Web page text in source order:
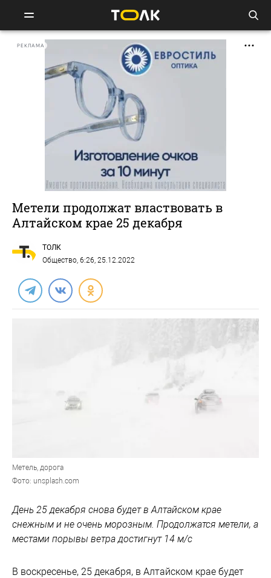
РЕКЛАМА
Метели продолжат властвовать в
Алтайском крае 25 декабря
ТОЛК
Общество, 6:26, 25.12.2022
Метель, дорога
Фото: unsplash.com
День 25 декабря снова будет в Алтайском крае
снежным и не очень морозным. Продолжатся метели, а
местами порывы ветра достигнут 14 м/с
В воскресенье, 25 декабря, в Алтайском крае будет